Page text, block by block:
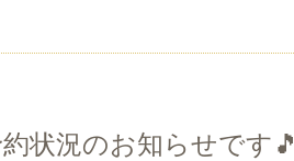
状況のお知らせです🎵